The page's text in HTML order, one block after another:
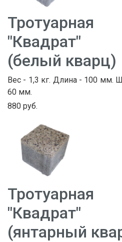
"Квадрат"
(белый кварц)
Вес - 1,3 кг. Длина - 100 мм.
60 мм.
880 руб.
"Квадрат"
(янтарный